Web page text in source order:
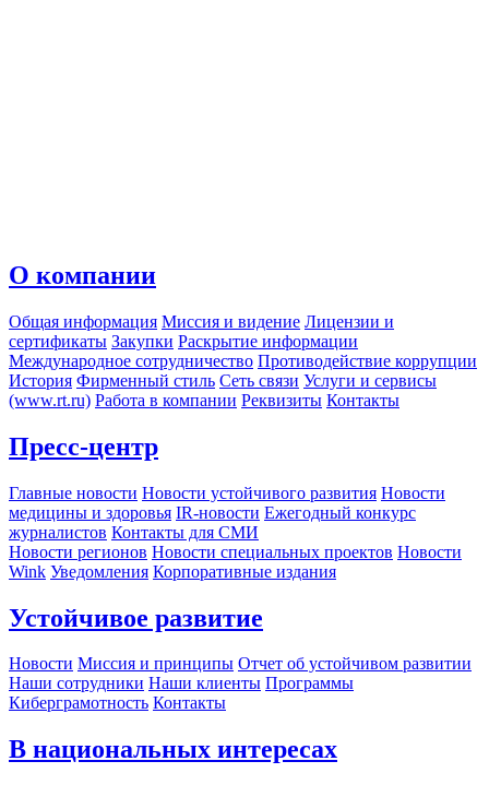
О компании
Общая информация Миссия и видение Лицензии и
сертификаты Закупки Раскрытие информации
Международное сотрудничество Противодействие коррупции
История Фирменный стиль Сеть связи Услуги и сервисы
(www.rt.ru) Работа в компании Реквизиты Контакты
Пресс-центр
Главные новости Новости устойчивого развития Новости
медицины и здоровья IR-новости Ежегодный конкурс
журналистов Контакты для СМИ
Новости регионов Новости специальных проектов Новости
Wink Уведомления Корпоративные издания
Устойчивое развитие
Новости Миссия и принципы Отчет об устойчивом развитии
Наши сотрудники Наши клиенты Программы
Киберграмотность Контакты
В национальных интересах